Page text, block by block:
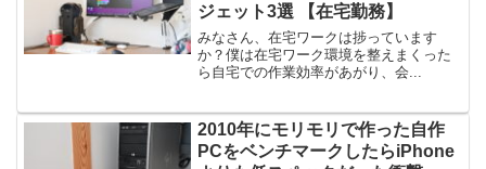
ジェット3選 【在宅勤務】
みなさん、在宅ワークは捗っています
か？僕は在宅ワーク環境を整えまくった
ら自宅での作業効率があがり、会...
2010年にモリモリで作った自作
PCをベンチマークしたらiPhone